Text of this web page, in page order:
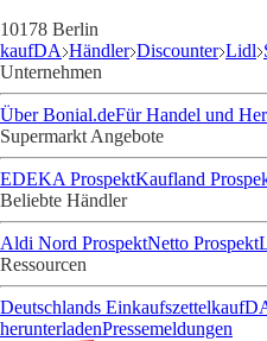
10178 Berlin
kaufDA Händler Discounter Lidl
Unternehmen
Über Bonial.deFür Handel und
Supermarkt Angebote
EDEKA ProspektKaufland
Beliebte Händler
Aldi Nord ProspektNetto Prospekt
Ressourcen
Deutschlands Einkaufszettel
herunterladenPressemeldungen